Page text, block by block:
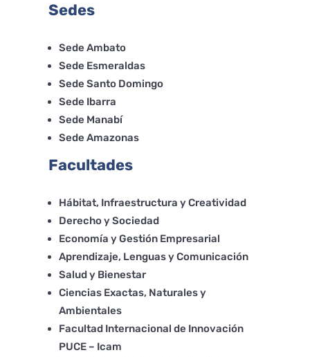
Sedes
Sede Ambato
Sede Esmeraldas
Sede Santo Domingo
Sede Ibarra
Sede Manabí
Sede Amazonas
Facultades
Hábitat, Infraestructura y Creatividad
Derecho y Sociedad
Economía y Gestión Empresarial
Aprendizaje, Lenguas y Comunicación
Salud y Bienestar
Ciencias Exactas, Naturales y
Ambientales
Facultad Internacional de Innovación
PUCE – Icam